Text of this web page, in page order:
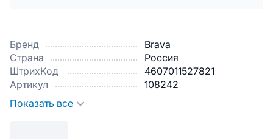
Бренд
Brava
Страна
Россия
ШтрихКод
4607011527821
Артикул
108242
Показать все